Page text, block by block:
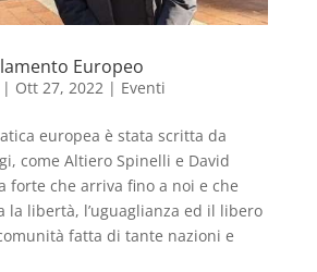
Europeo
| Ott 27, 2022 | Eventi
europea è stata scritta da
come Altiero Spinelli e David
forte che arriva fino a noi e che
la libertà, l’uguaglianza ed il libero
fatta di tante nazioni e